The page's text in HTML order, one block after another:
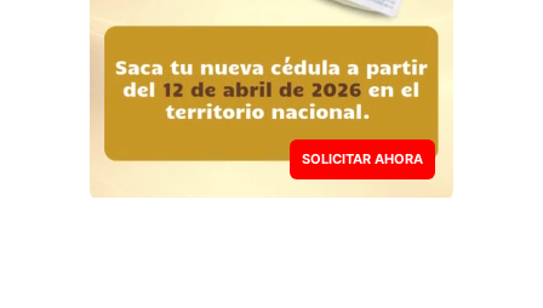
SOLICITAR AHORA